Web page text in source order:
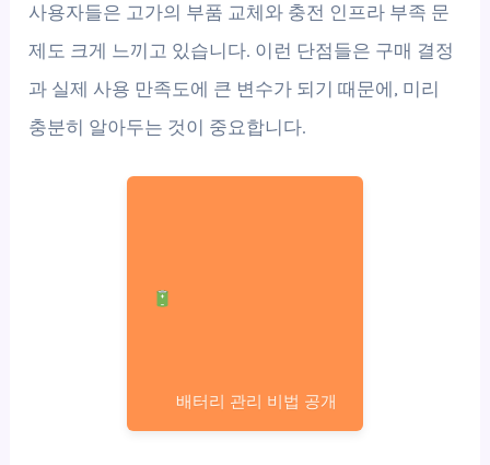
사용자들은 고가의 부품 교체와 충전 인프라 부족 문
제도 크게 느끼고 있습니다. 이런 단점들은 구매 결정
과 실제 사용 만족도에 큰 변수가 되기 때문에, 미리
충분히 알아두는 것이 중요합니다.
배터리 관리 비법 공개